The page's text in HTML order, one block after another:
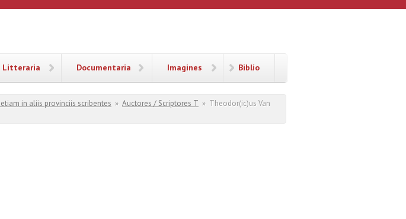
Litteraria Documentaria Imagines Biblio
in aliis provinciis scribentes » Auctores / Scriptores T » Theodor(ic)us Van